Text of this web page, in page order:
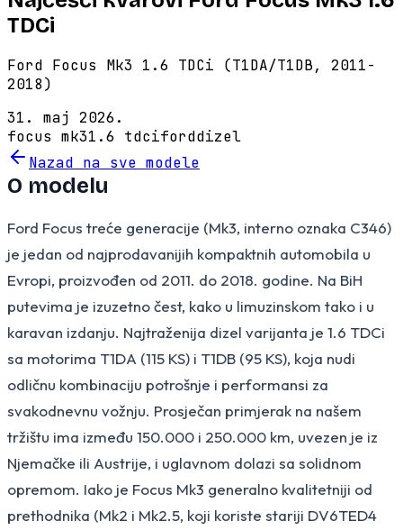
TDCi
Ford Focus Mk3 1.6 TDCi (T1DA/T1DB, 2011-
2018)
31. maj 2026.
focus mk31.6 tdciforddizel
Nazad na sve modele
O modelu
Ford Focus treće generacije (Mk3, interno oznaka C346)
je jedan od najprodavanijih kompaktnih automobila u
Evropi, proizvođen od 2011. do 2018. godine. Na BiH
putevima je izuzetno čest, kako u limuzinskom tako i u
karavan izdanju. Najtraženija dizel varijanta je 1.6 TDCi
sa motorima T1DA (115 KS) i T1DB (95 KS), koja nudi
odličnu kombinaciju potrošnje i performansi za
svakodnevnu vožnju. Prosječan primjerak na našem
tržištu ima između 150.000 i 250.000 km, uvezen je iz
Njemačke ili Austrije, i uglavnom dolazi sa solidnom
opremom. Iako je Focus Mk3 generalno kvalitetniji od
prethodnika (Mk2 i Mk2.5, koji koriste stariji DV6TED4